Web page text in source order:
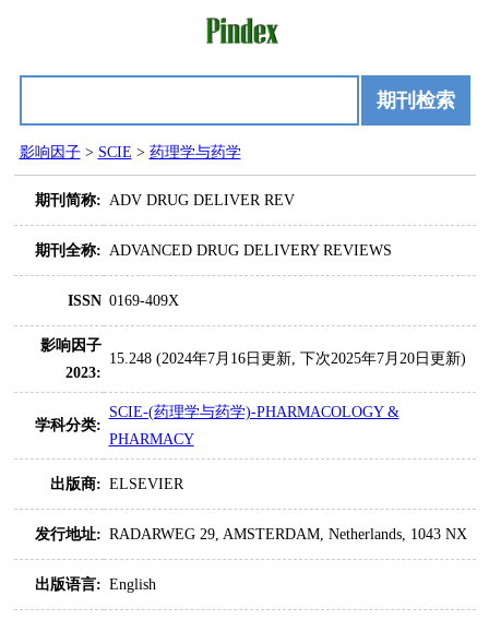
期刊检索
影响因子> SCIE > 药理学与药学
期刊简称: ADV DRUG DELIVER REV
期刊全称: ADVANCED DRUG DELIVERY REVIEWS
ISSN 0169-409X
影响因子
2023:
15.248 (2024年7月16日更新, 下次2025年7月20日更新)
学科分类:
SCIE-(药理学与药学)-PHARMACOLOGY &
PHARMACY
出版商: ELSEVIER
发行地址: RADARWEG 29, AMSTERDAM, Netherlands, 1043 NX
出版语言: English